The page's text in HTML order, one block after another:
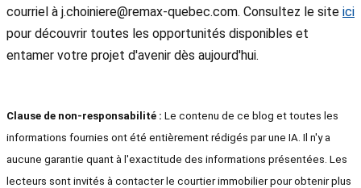
courriel à j.choiniere@remax-quebec.com. Consultez le site ici
pour découvrir toutes les opportunités disponibles et
entamer votre projet d'avenir dès aujourd'hui.
Clause de non-responsabilité : Le contenu de ce blog et toutes les
informations fournies ont été entièrement rédigés par une IA. Il n'y a
aucune garantie quant à l'exactitude des informations présentées. Les
lecteurs sont invités à contacter le courtier immobilier pour obtenir plus